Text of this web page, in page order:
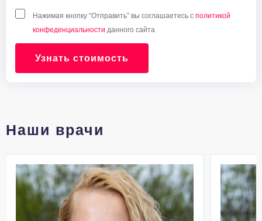
Нажимая кнопку “Отправить” вы соглашаетесь с политикой
конфеденциальности данного сайта
Узнать стоимость
Наши врачи